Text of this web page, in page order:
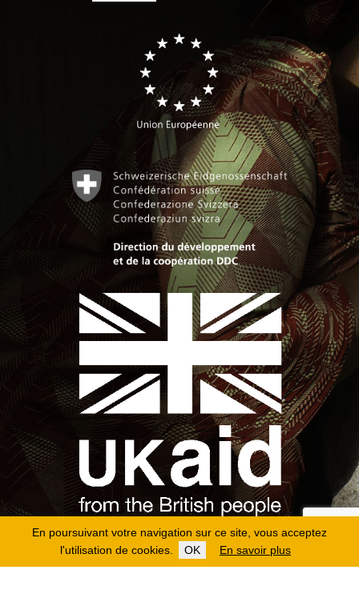
En poursuivant votre navigation sur ce site, vous acceptez
l'utilisation de cookies.
OK En savoir plus